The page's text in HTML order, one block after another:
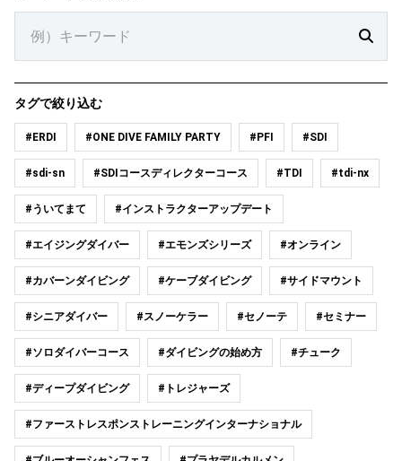
タグで絞り込む
#ERDI #ONE DIVE FAMILY PARTY #PFI #SDI
#sdi-sn #SDIコースディレクターコース #TDI #tdi-nx
#ういてまて #インストラクターアップデート
#エイジングダイバー #エモンズシリーズ #オンライン
#カバーンダイビング #ケーブダイビング #サイドマウント
#シニアダイバー #スノーケラー #セノーテ #セミナー
#ソロダイバーコース #ダイビングの始め方 #チューク
#ディープダイビング #トレジャーズ
#ファーストレスポンストレーニングインターナショナル